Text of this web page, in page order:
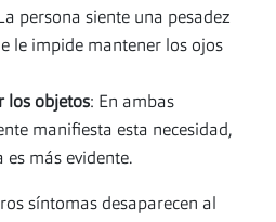
persona siente una pesadez
le impide mantener los ojos
los objetos: En ambas
manifiesta esta necesidad,
es más evidente.
síntomas desaparecen al